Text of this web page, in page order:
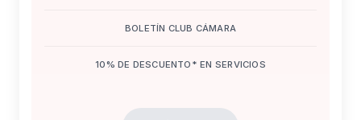
BOLETÍN CLUB CÁMARA
10% DE DESCUENTO* EN SERVICIOS